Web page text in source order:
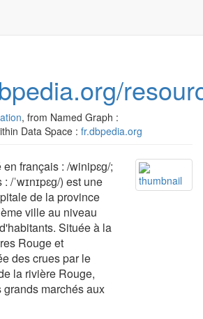
, from Named Graph :
Data Space : fr.dbpedia.org
français : /winipɛɡ/;
/ˈwɪnɪpɛɡ/) est une
de la province
ville au niveau
Située à la
Rouge et
des crues par le
la rivière Rouge,
marchés aux